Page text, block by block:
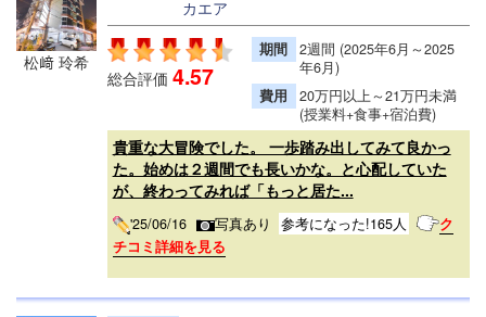
松﨑 玲希
カエア
総合評価 4.57
期間
2週間 (2025年6月～2025
年6月)
費用
20万円以上～21万円未満
(授業料+食事+宿泊費)
貴重な大冒険でした。 一歩踏み出してみて良かっ
た。始めは２週間でも長いかな。と心配していた
が、終わってみれば「もっと居た...
'25/06/16 写真あり 参考になった!165人
ク
チコミ詳細を見る